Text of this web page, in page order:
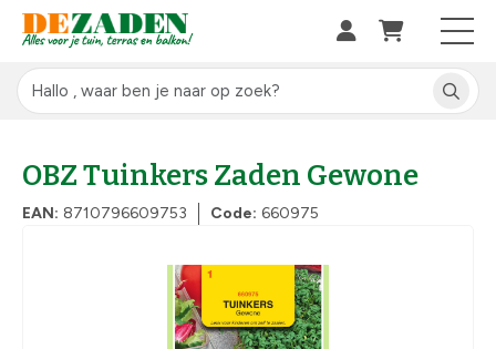
OBZ Tuinkers Zaden Gewone
EAN: 8710796609753 Code: 660975